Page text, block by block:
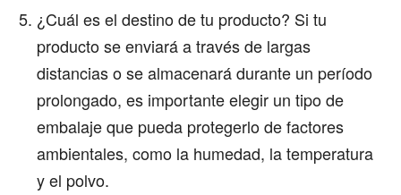
¿Cuál es el destino de tu producto? Si tu
producto se enviará a través de largas
distancias o se almacenará durante un período
prolongado, es importante elegir un tipo de
embalaje que pueda protegerlo de factores
ambientales, como la humedad, la temperatura
y el polvo.